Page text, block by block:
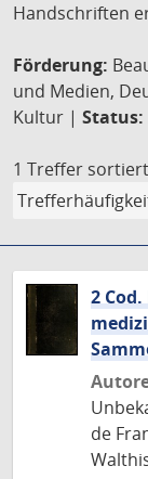
Handschriften
Förderung:
und Medien,
Kultur | Status:
1 Treffer
2
de